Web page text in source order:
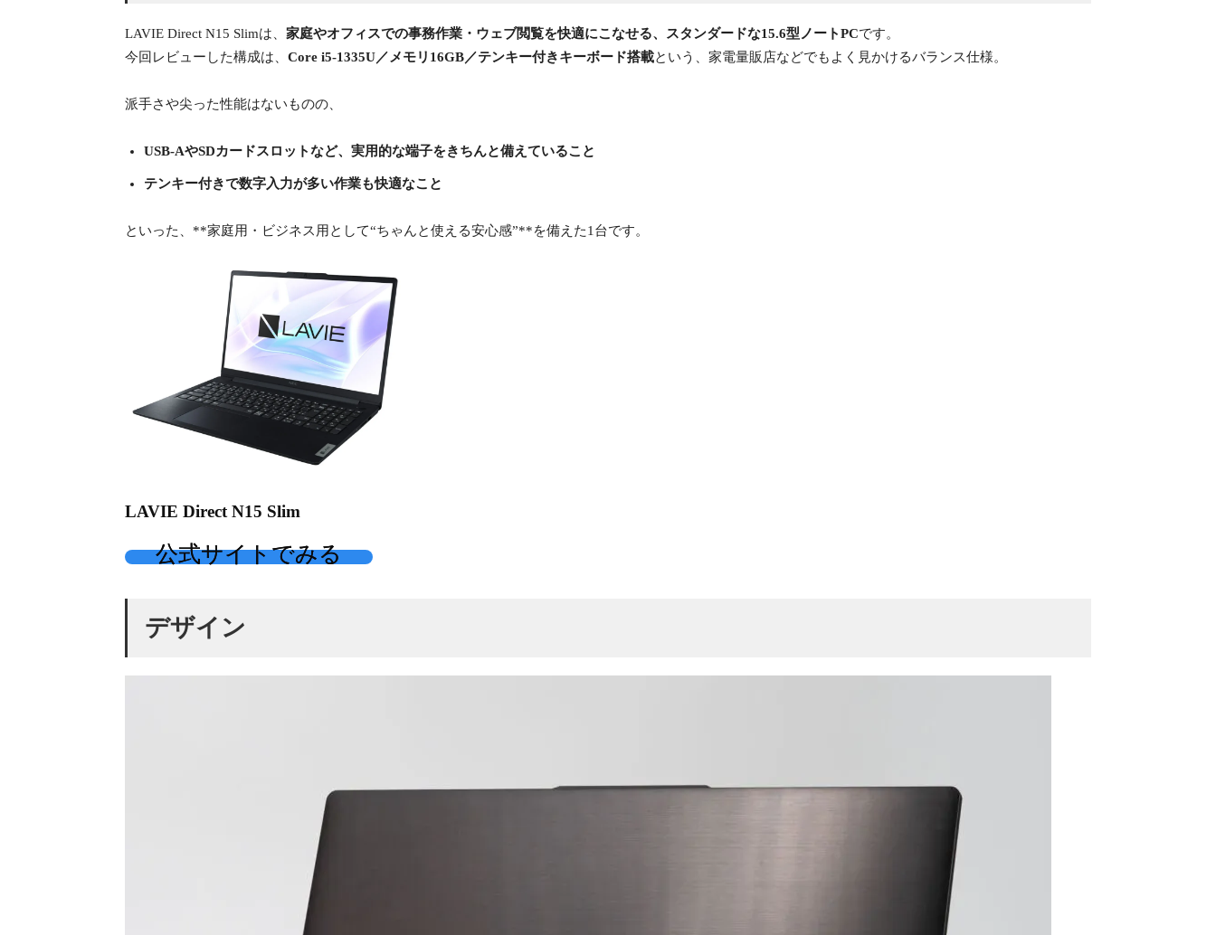
LAVIE Direct N15 Slimは、 家庭やオフィスでの事務作業・ウェブ閲覧を快適にこなせる、スタンダードな15.6型ノートPCです。
今回レビューした構成は、 Core i5-1335U／メモリ16GB／テンキー付きキーボード搭載という、家電量販店などでもよく見かけるバランス仕様。
派手さや尖った性能はないものの、
USB-AやSDカードスロットなど、実用的な端子をきちんと備えていること
テンキー付きで数字入力が多い作業も快適なこと
といった、**家庭用・ビジネス用として“ちゃんと使える安心感”**を備えた1台です。
LAVIE Direct N15 Slim
公式サイトでみる
デザイン